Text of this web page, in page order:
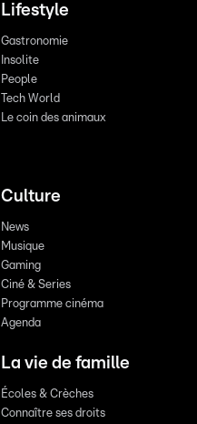
Lifestyle
Gastronomie
Insolite
People
Tech World
Le coin des animaux
Culture
News
Musique
Gaming
Ciné & Series
Programme cinéma
Agenda
La vie de famille
Écoles & Crèches
Connaître ses droits